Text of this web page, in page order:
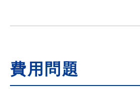
費用問題